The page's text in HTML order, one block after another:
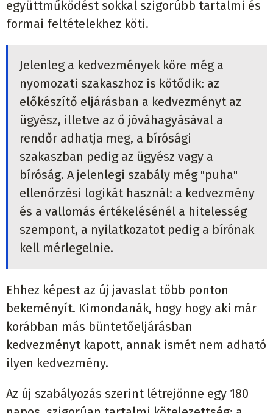
együttműködést sokkal szigorúbb tartalmi és
formai feltételekhez köti.
Jelenleg a kedvezmények köre még a
nyomozati szakaszhoz is kötődik: az
előkészítő eljárásban a kedvezményt az
ügyész, illetve az ő jóváhagyásával a
rendőr adhatja meg, a bírósági
szakaszban pedig az ügyész vagy a
bíróság. A jelenlegi szabály még "puha"
ellenőrzési logikát használ: a kedvezmény
és a vallomás értékelésénél a hitelesség
szempont, a nyilatkozatot pedig a bírónak
kell mérlegelnie.
Ehhez képest az új javaslat több ponton
bekeményít. Kimondanák, hogy hogy aki már
korábban más büntetőeljárásban
kedvezményt kapott, annak ismét nem adható
ilyen kedvezmény.
Az új szabályozás szerint létrejönne egy 180